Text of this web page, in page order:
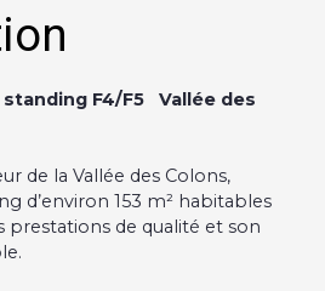
F4/F5 Vallée des
de la Vallée des Colons,
d’environ 153 m² habitables
prestations de qualité et son